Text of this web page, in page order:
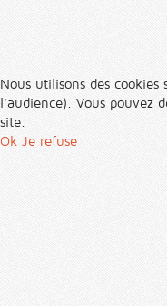
Nous utilisons des
l'audience). Vous pouvez
site.
Ok Je refuse